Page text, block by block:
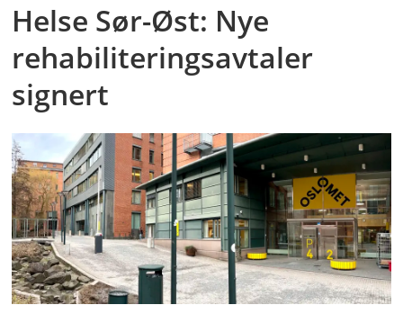
Helse Sør-Øst: Nye
rehabiliteringsavtaler
signert